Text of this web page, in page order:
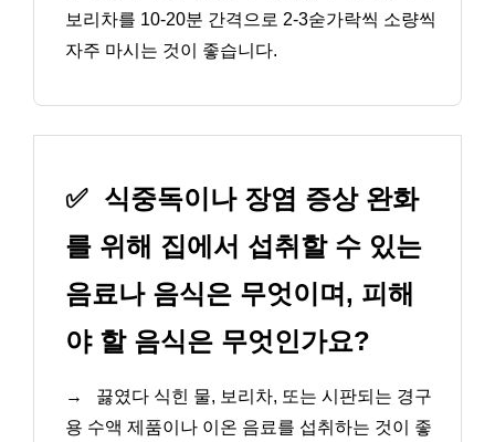
보리차를 10-20분 간격으로 2-3숟가락씩 소량씩
자주 마시는 것이 좋습니다.
✅ 식중독이나 장염 증상 완화
를 위해 집에서 섭취할 수 있는
음료나 음식은 무엇이며, 피해
야 할 음식은 무엇인가요?
→
끓였다 식힌 물, 보리차, 또는 시판되는 경구
용 수액 제품이나 이온 음료를 섭취하는 것이 좋